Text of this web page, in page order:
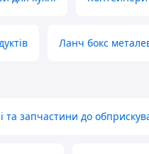
Ланч бокс
та запчастини до